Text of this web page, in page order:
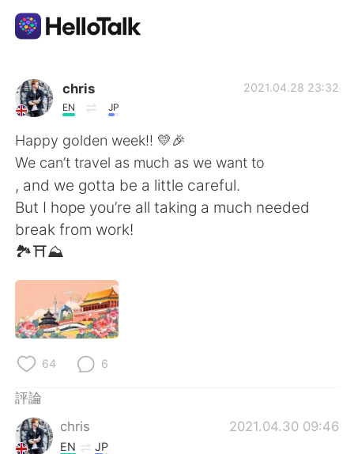
語言交換應用
AI Grammar Checker
繁體中文
English
Español
Français
日本語
Русский
Indonesia
chris
EN JP
2021.04.28 23:32
Happy golden week!! 💛🎉
We can’t travel as much as we want to
, and we gotta be a little careful.
But I hope you’re all taking a much needed
break from work!
🏞⛩⛰
64 6
評論
chris
2021.04.30 09:46
EN JP